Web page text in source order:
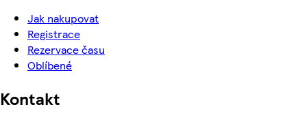
Jak nakupovat
Registrace
Rezervace času
Oblíbené
Kontakt